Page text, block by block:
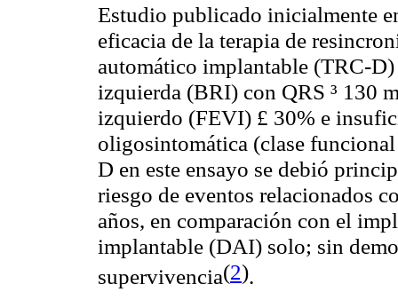
Estudio publicado inicialmente
eficacia de la terapia de
automático implantable (TRC-
izquierda (BRI) con QRS ³ 130
izquierdo (FEVI) £ 30% e
oligosintomática (clase
D en este ensayo se debió
riesgo de eventos relacionados
años, en comparación con el
implantable (DAI) solo; sin
supervivencia(2).